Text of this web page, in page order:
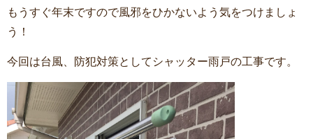
もうすぐ年末ですので風邪をひかないよう気をつけましょ
う！
今回は台風、防犯対策としてシャッター雨戸の工事です。